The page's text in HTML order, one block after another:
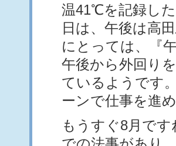
温41℃を記録し
日は、午後は高
にとっては、『
午後から外回り
ているようです
ーンで仕事を進
もうすぐ8月で